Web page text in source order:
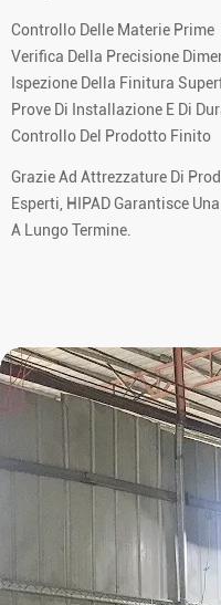
Controllo Delle Materie Prime
Verifica Della Precisione
Ispezione Della Finitura
Prove Di Installazione E Di
Controllo Del Prodotto Finito
Grazie Ad Attrezzature Di
Esperti, HIPAD Garantisce
A Lungo Termine.